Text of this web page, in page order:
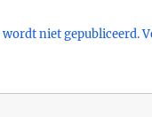
wordt niet gepubliceerd.